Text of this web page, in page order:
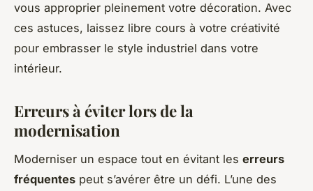
vous approprier pleinement votre décoration. Avec
ces astuces, laissez libre cours à votre créativité
pour embrasser le style industriel dans votre
intérieur.
Erreurs à éviter lors de la
modernisation
Moderniser un espace tout en évitant les erreurs
fréquentes peut s’avérer être un défi. L’une des